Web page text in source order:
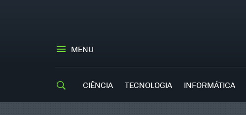
MENU
CIÊNCIA TECNOLOGIA INFORMÁTICA